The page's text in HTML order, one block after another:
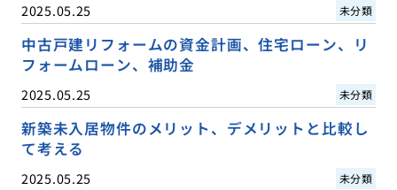
2025.05.25 未分類
中古戸建リフォームの資金計画、住宅ローン、リ
フォームローン、補助金
2025.05.25 未分類
新築未入居物件のメリット、デメリットと比較し
て考える
2025.05.25 未分類